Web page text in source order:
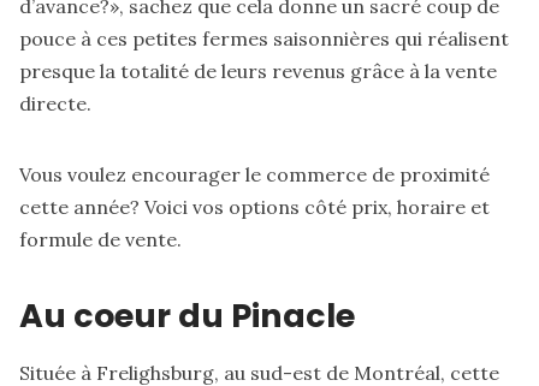
d’avance?», sachez que cela donne un sacré coup de
pouce à ces petites fermes saisonnières qui réalisent
presque la totalité de leurs revenus grâce à la vente
directe.
Vous voulez encourager le commerce de proximité
cette année? Voici vos options côté prix, horaire et
formule de vente.
Au coeur du Pinacle
Située à Frelighsburg, au sud-est de Montréal, cette